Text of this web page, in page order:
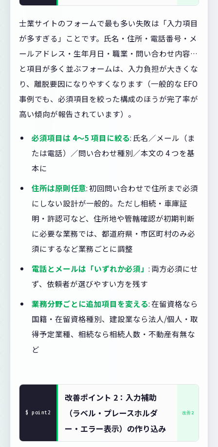
士業サイトのフォームで最も多い失敗は「入力項目
が多すぎる」ことです。氏名・住所・電話番号・メ
ールアドレス・生年月日・職業・問い合わせ内容…
と項目が多く並ぶフォームは、入力負担が大きくな
り、離脱要因になりやすくなります（一般的な EFO
事例でも、必須項目を絞った構成のほうが完了率が
高い傾向が報告されています）。
必須項目は 4〜5 項目に絞る: 氏名／メール（ま
たは電話）／問い合わせ種別／本文の 4 つを基
本に
住所は原則任意: 初回問い合わせで住所まで必須
にしない設計が一般的。ただし相続・車庫証
明・許認可など、住所地や管轄確認が初期判断
に必要な業務では、都道府県・市区町村のみ必
須にするなど業務ごとに調整
電話とメールは「いずれか必須」 : 両方必須にせ
ず、依頼者が選びやすい方を残す
業務分野ごとに追加項目を変える: 在留資格なら
国籍・在留資格種別、建設業なら法人/個人・取
得予定業種、相続なら相続人数・不動産有無な
ど
改善ポイント 2：入力補助
（ラベル・プレースホルダ
ー・エラー表示）の作り込み